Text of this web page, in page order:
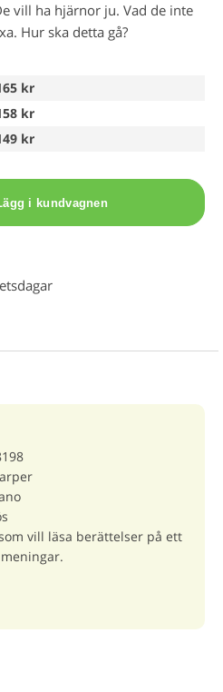
vill ha hjärnor ju. Vad de inte
Hur ska detta gå?
kr
kr
kr
i kundvagnen
vill läsa berättelser på ett